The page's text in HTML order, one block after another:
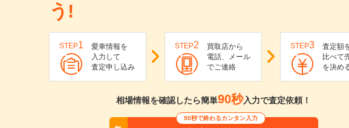
う!
STEP1
愛車情報を
入力して
査定申し込み
STEP2
買取店から
電話、メール
でご連絡
STEP3
査定額
比べて
を決め
相場情報を確認したら簡単90秒入力で査定依頼！
90秒で終わるカンタン入力